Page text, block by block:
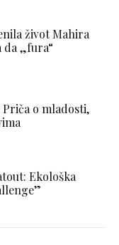
život Mahira
da „fura“
o mladosti,
Ekološka